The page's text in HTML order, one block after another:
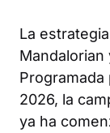
La
Mandalorian
2026, la
ya ha